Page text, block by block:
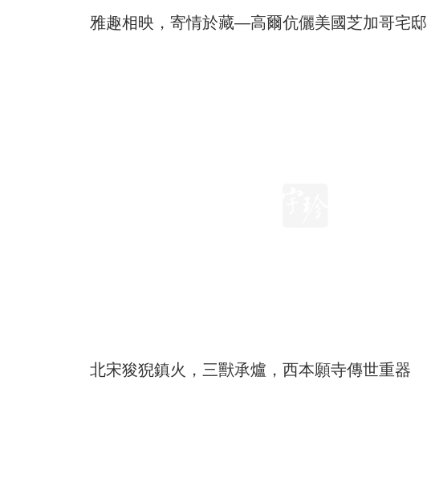
雅趣相映，寄情於藏—高爾伉儷美國芝加哥宅邸
北宋狻猊鎮火，三獸承爐，西本願寺傳世重器